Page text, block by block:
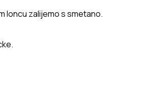
loncu zalijemo s smetano.